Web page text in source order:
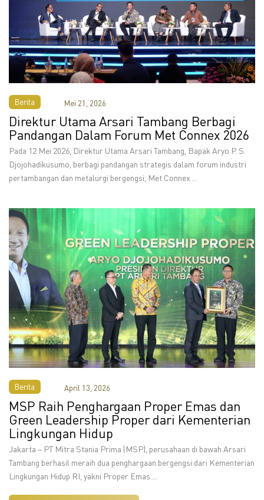
Berita
Direktur Utama Arsari Tambang Berbagi
Pandangan Dalam Forum Met Connex 2026
Mei 21, 2026
Pada 12 Mei 2026, Direktur Utama Arsari Tambang, Bapak Aryo P. S.
Djojohadikusumo, berbagi pandangan strategis dalam forum industri
pertambangan dan metalurgi bergengsi, Met Connex ...
Berita
MSP Raih Penghargaan Proper Emas dan
Green Leadership Proper dari Kementerian
Lingkungan Hidup
April 13, 2026
Jakarta – PT Mitra Stania Prima (MSP), perusahaan di bawah Arsari
Tambang berhasil meraih dua penghargaan bergengsi dari Kementerian
Lingkungan Hidup RI, yakni Proper Emas ...